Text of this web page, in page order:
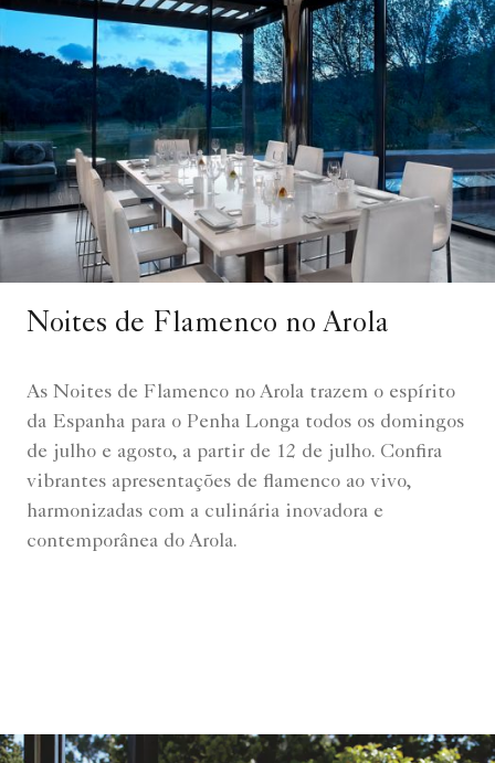
Noites de Flamenco no Arola
As Noites de Flamenco no Arola trazem o espírito
da Espanha para o Penha Longa todos os domingos
de julho e agosto, a partir de 12 de julho. Confira
vibrantes apresentações de flamenco ao vivo,
harmonizadas com a culinária inovadora e
contemporânea do Arola.